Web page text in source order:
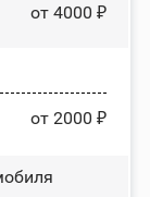
от 4000 ₽
от 2000 ₽